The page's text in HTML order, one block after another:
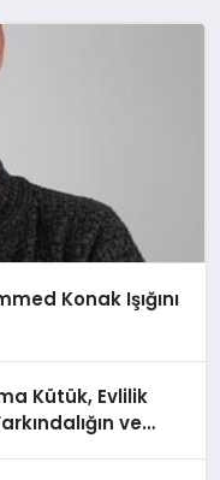
Konak Işığını
Kütük, Evlilik
ve